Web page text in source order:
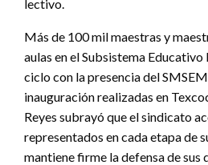
lectivo.
Más de 100 mil maestras y
aulas en el Subsistema Educativo
ciclo con la presencia del
inauguración realizadas en
Reyes subrayó que el sindicato
representados en cada etapa de
mantiene firme la defensa de sus